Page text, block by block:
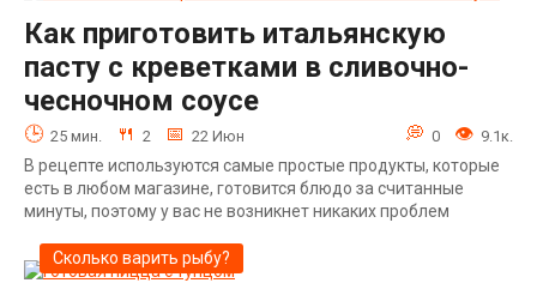
Как приготовить итальянскую
пасту с креветками в сливочно-
чесночном соусе
25 мин. 2 22 Июн 0 9.1к.
В рецепте используются самые простые продукты, которые
есть в любом магазине, готовится блюдо за считанные
минуты, поэтому у вас не возникнет никаких проблем
Сколько варить рыбу?